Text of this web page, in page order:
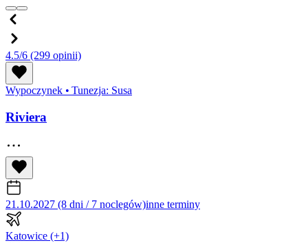
4.5/6 (299 opinii)
Wypoczynek • Tunezja: Susa
Riviera
21.10.2027 (8 dni / 7 noclegów)inne terminy
Katowice (+1)